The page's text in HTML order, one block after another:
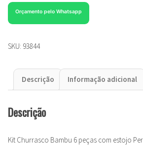
Orçamento pelo Whatsapp
SKU: 93844
Descrição Informação adicional
Descrição
Kit Churrasco Bambu 6 peças com estojo